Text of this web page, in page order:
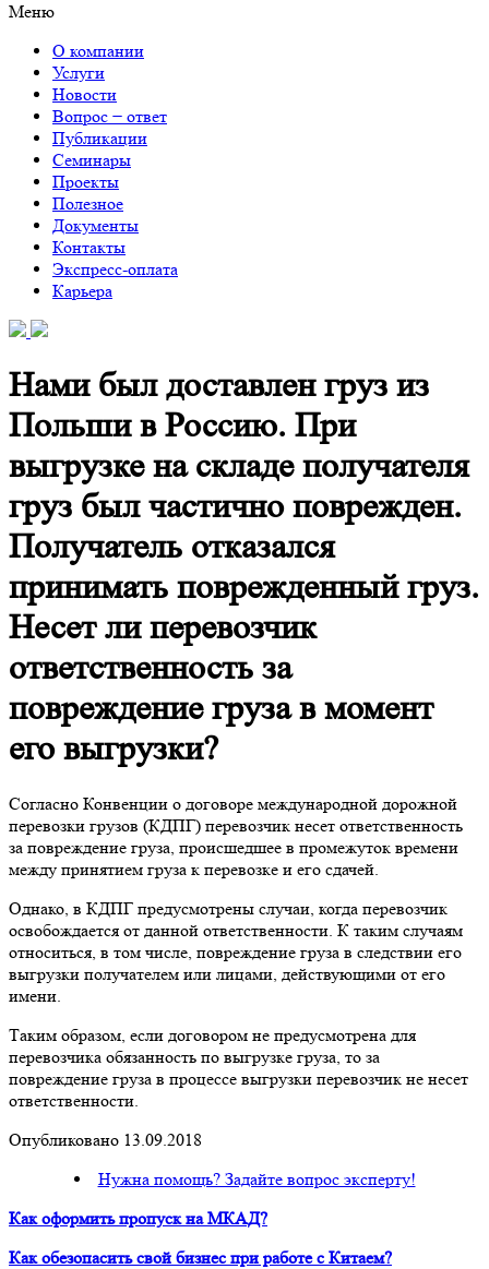
Меню
О компании
Услуги
Новости
Вопрос − ответ
Публикации
Семинары
Проекты
Полезное
Документы
Контакты
Экспресс-оплата
Карьера
Нами был доставлен груз из
Польши в Россию. При
выгрузке на складе получателя
груз был частично поврежден.
Получатель отказался
принимать поврежденный груз.
Несет ли перевозчик
ответственность за
повреждение груза в момент
его выгрузки?
Согласно Конвенции о договоре международной дорожной
перевозки грузов (КДПГ) перевозчик несет ответственность
за повреждение груза, происшедшее в промежуток времени
между принятием груза к перевозке и его сдачей.
Однако, в КДПГ предусмотрены случаи, когда перевозчик
освобождается от данной ответственности. К таким случаям
относиться, в том числе, повреждение груза в следствии его
выгрузки получателем или лицами, действующими от его
имени.
Таким образом, если договором не предусмотрена для
перевозчика обязанность по выгрузке груза, то за
повреждение груза в процессе выгрузки перевозчик не несет
ответственности.
Опубликовано 13.09.2018
Нужна помощь? Задайте вопрос эксперту!
Как оформить пропуск на МКАД?
Как обезопасить свой бизнес при работе с Китаем?